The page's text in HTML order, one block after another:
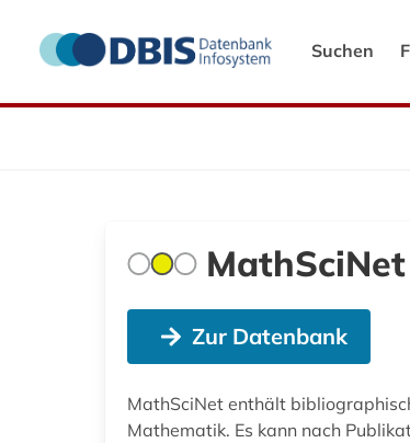
Suchen
MathSciNet
Zur Datenbank
MathSciNet enthält
Mathematik. Es kann nach